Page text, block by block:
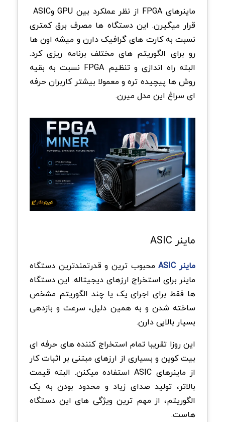
ماینرهای FPGA از نظر عملکرد بین GPU وASIC
قرار میگیرن. این دستگاه ها مصرف برق کمتری
نسبت به کارت های گرافیک دارن و میشه اون ها
رو برای الگوریتم های مختلف برنامه ریزی کرد.
البته راه اندازی و تنظیم FPGA نسبت به بقیه
روش ها پیچیده تره و معمولا بیشتر کاربران حرفه
ای سراغ این مدل میرن.
ماینر ASIC
ماینرASIC محبوب ترین و قدرتمندترین دستگاه
ماینر برای استخراج ارزهای دیجیتاله. این دستگاه
ها فقط برای اجرای یک یا چند الگوریتم مشخص
ساخته شدن و به همین دلیل، سرعت و بازدهی
بسیار بالایی دارن.
این روزا تقریبا تمام استخراج کننده های حرفه ای
بیت کوین و بسیاری از ارزهای مبتنی بر اثبات کار
از ماینرهای ASIC استفاده میکنن. البته قیمت
بالاتر، تولید صدای زیاد و محدود بودن به یک
الگوریتم، از مهم ترین ویژگی های این دستگاه
هاست.